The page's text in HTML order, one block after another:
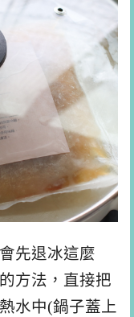
先退冰這麼
方法，直接把
水中(鍋子蓋上